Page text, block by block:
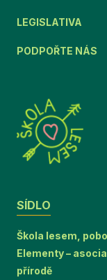
LEGISLATIVA
PODPOŘTE NÁS
SÍDLO
Škola lesem,
Elementy –
přírodě